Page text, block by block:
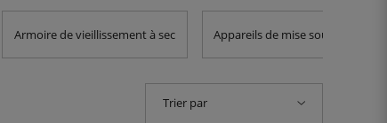
Armoire de vieillissement à sec Appareils de mise sous vide
Trier par